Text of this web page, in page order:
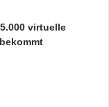
virtuelle